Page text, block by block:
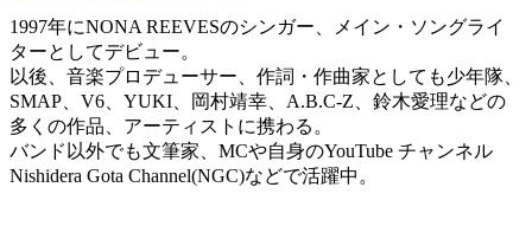
1997年にNONA REEVESのシンガー、メイン・ソングライ
ターとしてデビュー。
以後、音楽プロデューサー、作詞・作曲家としても少年隊、
SMAP、V6、YUKI、岡村靖幸、A.B.C-Z、鈴木愛理などの
多くの作品、アーティストに携わる。
バンド以外でも文筆家、MCや自身のYouTube チャンネル
Nishidera Gota Channel(NGC)などで活躍中。